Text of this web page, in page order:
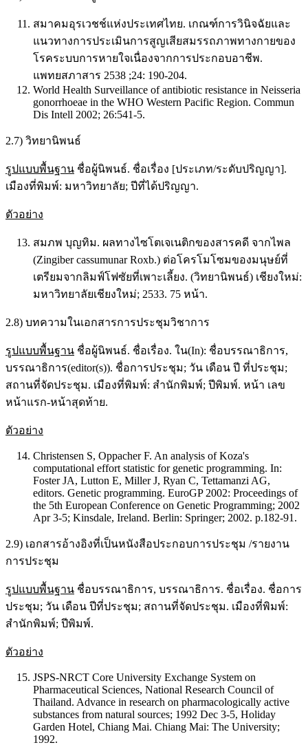
สมาคมอุรเวชช์แห่งประเทศไทย. เกณฑ์การวินิจฉัยและ
แนวทางการประเมินการสูญเสียสมรรถภาพทางกายของ
โรคระบบการหายใจเนื่องจากการประกอบอาชีพ.
แพทยสภาสาร 2538 ;24: 190-204.
World Health Surveillance of antibiotic resistance in Neisseria
gonorrhoeae in the WHO Western Pacific Region. Commun
Dis Intell 2002; 26:541-5.
2.7) วิทยานิพนธ์
รูปแบบพื้นฐาน ชื่อผู้นิพนธ์. ชื่อเรื่อง [ประเภท/ระดับปริญญา].
เมืองที่พิมพ์: มหาวิทยาลัย; ปีที่ได้ปริญญา.
ตัวอย่าง
สมภพ บุญทิม. ผลทางไซโตเจเนติกของสารคดี จากไพล
(Zingiber cassumunar Roxb.) ต่อโครโมโซมของมนุษย์ที่
เตรียมจากลิมฟ์โฟซัยที่เพาะเลี้ยง. (วิทยานิพนธ์) เชียงใหม่:
มหาวิทยาลัยเชียงใหม่; 2533. 75 หน้า.
2.8) บทความในเอกสารการประชุมวิชาการ
รูปแบบพื้นฐาน ชื่อผู้นิพนธ์. ชื่อเรื่อง. ใน(In): ชื่อบรรณาธิการ,
บรรณาธิการ(editor(s)). ชื่อการประชุม; วัน เดือน ปี ที่ประชุม;
สถานที่จัดประชุม. เมืองที่พิมพ์: สำนักพิมพ์; ปีพิมพ์. หน้า เลข
หน้าแรก-หน้าสุดท้าย.
ตัวอย่าง
Christensen S, Oppacher F. An analysis of Koza's
computational effort statistic for genetic programming. In:
Foster JA, Lutton E, Miller J, Ryan C, Tettamanzi AG,
editors. Genetic programming. EuroGP 2002: Proceedings of
the 5th European Conference on Genetic Programming; 2002
Apr 3-5; Kinsdale, Ireland. Berlin: Springer; 2002. p.182-91.
2.9) เอกสารอ้างอิงที่เป็นหนังสือประกอบการประชุม /รายงาน
การประชุม
รูปแบบพื้นฐาน ชื่อบรรณาธิการ, บรรณาธิการ. ชื่อเรื่อง. ชื่อการ
ประชุม; วัน เดือน ปีที่ประชุม; สถานที่จัดประชุม. เมืองที่พิมพ์:
สำนักพิมพ์; ปีพิมพ์.
ตัวอย่าง
JSPS-NRCT Core University Exchange System on
Pharmaceutical Sciences, National Research Council of
Thailand. Advance in research on pharmacologically active
substances from natural sources; 1992 Dec 3-5, Holiday
Garden Hotel, Chiang Mai. Chiang Mai: The University;
1992.